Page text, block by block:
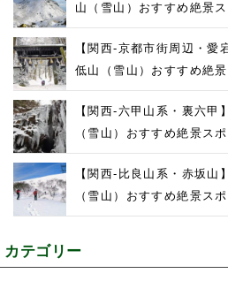
山（雪山）おすすめ絶景
【関西-京都市街周辺・愛
低山（雪山）おすすめ絶
【関西-六甲山系・裏六甲
（雪山）おすすめ絶景ス
【関西-比良山系・赤坂山
（雪山）おすすめ絶景ス
カテゴリー